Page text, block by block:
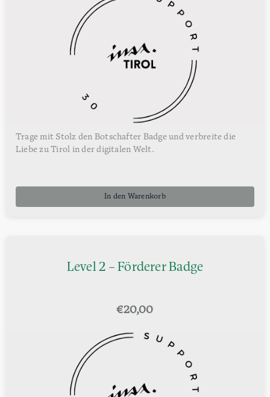
Trage mit Stolz den Botschafter Badge und verbreite die
Liebe zu Tirol in der digitalen Welt.
In den Warenkorb
Level 2 – Förderer Badge
€20,00